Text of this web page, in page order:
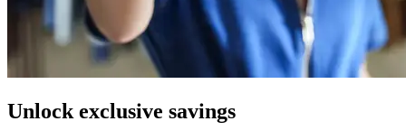
Unlock exclusive savings